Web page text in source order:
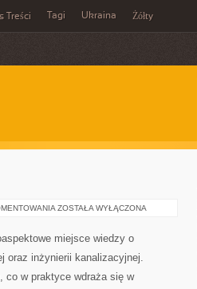
Treści Tagi Ukraina Żółty
INSTALACJE
ZOSTAŁA WYŁĄCZONA
miejsce wiedzy o
oraz inżynierii kanalizacyjnej.
co w praktyce wdraża się w